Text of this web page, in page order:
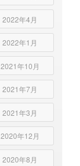
2022年4月
2022年1月
2021年10月
2021年7月
2021年3月
2020年12月
2020年8月